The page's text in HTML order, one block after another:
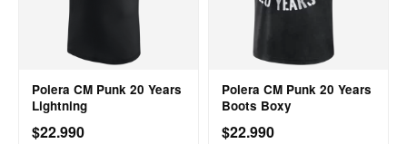
Polera CM Punk 20 Years
Lightning
$22.990
Polera CM Punk 20 Years
Boots Boxy
$22.990